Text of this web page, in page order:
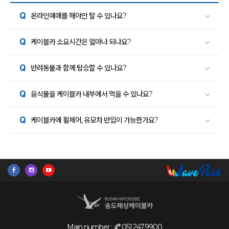
온라인예매를 해야만 탈 수 있나요?
케이블카 소요시간은 얼마나 되나요?
반려동물과 함께 탑승할 수 있나요?
음식물을 케이블카 내부에서 먹을 수 있나요?
케이블카에 휠체어, 유모차 반입이 가능한가요?
Main number : 051.247.9900